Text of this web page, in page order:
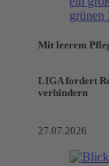
Mit leerem
LIGA fordert
verhindern
27.07.2026